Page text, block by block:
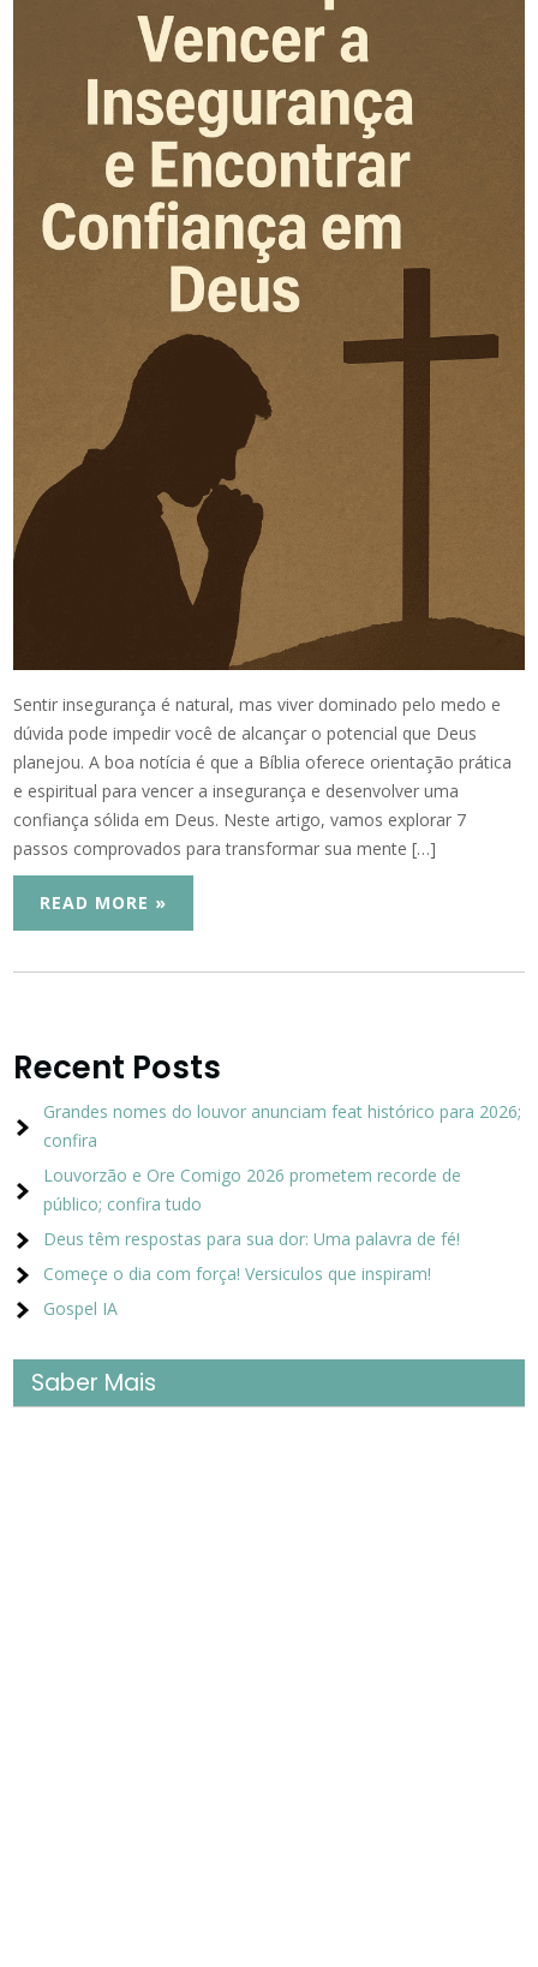
Sentir insegurança é natural, mas viver dominado pelo medo e
dúvida pode impedir você de alcançar o potencial que Deus
planejou. A boa notícia é que a Bíblia oferece orientação prática
e espiritual para vencer a insegurança e desenvolver uma
confiança sólida em Deus. Neste artigo, vamos explorar 7
passos comprovados para transformar sua mente […]
READ MORE »
Recent Posts
Grandes nomes do louvor anunciam feat histórico para 2026;
confira
Louvorzão e Ore Comigo 2026 prometem recorde de
público; confira tudo
Deus têm respostas para sua dor: Uma palavra de fé!
Começe o dia com força! Versiculos que inspiram!
Gospel IA
Saber Mais